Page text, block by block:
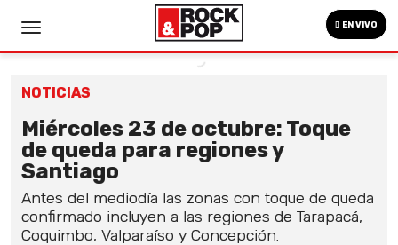
EN VIVO
NOTICIAS
Miércoles 23 de octubre: Toque
de queda para regiones y
Santiago
Antes del mediodía las zonas con toque de queda
confirmado incluyen a las regiones de Tarapacá,
Coquimbo, Valparaíso y Concepción.